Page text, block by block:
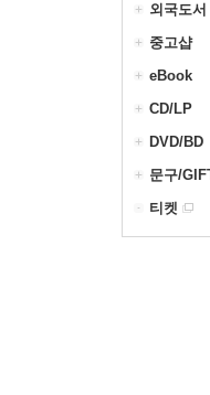
외국도서
중고샵
eBook
CD/LP
DVD/BD
문구/
티켓